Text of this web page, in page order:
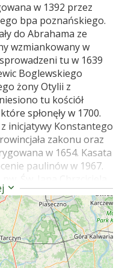
w 1392 przez
bpa poznańskiego.
do Abrahama ze
wzmiankowany w
tu w 1639
Boglewskiego
żony Otylii z
tu kościół
spłonęły w 1700.
inicjatywy Konstantego
zakonu oraz
w 1654. Kasata
paulinów w 1967.
tynkowany,
na planie
dwuprzęsłowe,
półkolumnami
parami pilastrów